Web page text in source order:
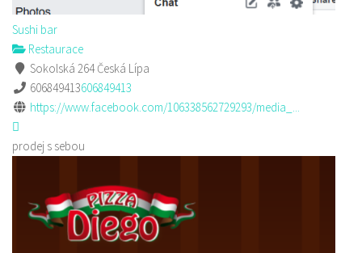
Sushi bar
Restaurace
Sokolská 264 Česká Lípa
606849413606849413
https://www.facebook.com/106338562729293/media_...
prodej s sebou